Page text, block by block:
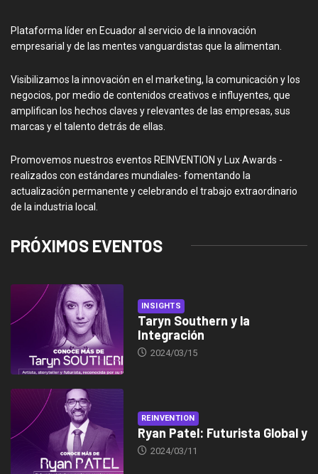
Plataforma líder en Ecuador al servicio de la innovación
empresarial y de las mentes vanguardistas que la alimentan.
Visibilizamos la innovación en el marketing, la comunicación y los
negocios, por medio de contenidos creativos e influyentes, que
amplifican los hechos claves y relevantes de las empresas, sus
marcas y el talento detrás de ellas.
Promovemos nuestros eventos REINVENTION y Lux Awards -
realizados con estándares mundiales- fomentando la
actualización permanente y celebrando el trabajo extraordinario
de la industria local.
PRÓXIMOS EVENTOS
INSIGHTS
Taryn Southern y la
Integración
2024/03/15
REINVENTION
Ryan Patel: Futurista Global y
2024/03/11